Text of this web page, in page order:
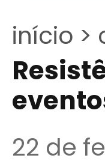
início >
22 de